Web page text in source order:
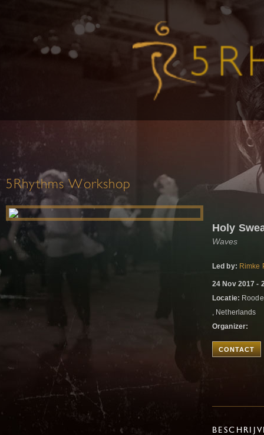
5Rhythms Workshop
Holy
Waves
Led by: Rimke
24 Nov 2017 -
Locatie:
, Netherlands
Organizer:
CONTACT